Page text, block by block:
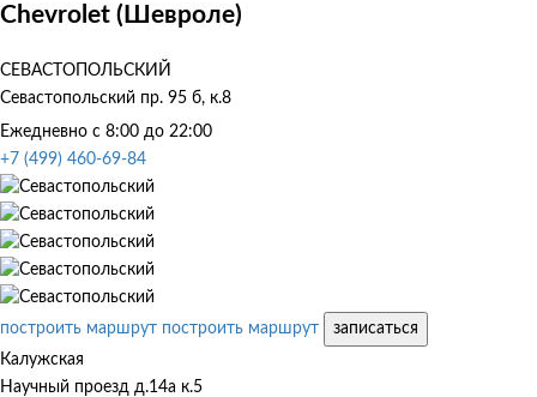
Chevrolet (Шевроле)
СЕВАСТОПОЛЬСКИЙ
Севастопольский пр. 95 б, к.8
Ежедневно с 8:00 до 22:00
+7 (499) 460-69-84
построить маршрут построить маршрут
записаться
Калужская
Научный проезд д.14а к.5